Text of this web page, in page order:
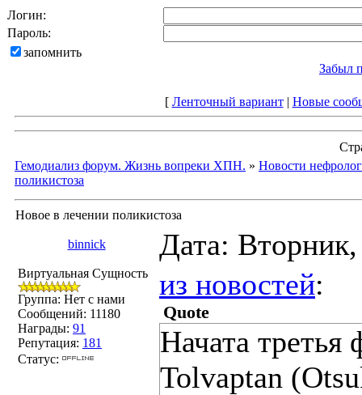
Логин:
Пароль:
запомнить
Забыл
[ Ленточный вариант| Новые
Гемодиализ форум. Жизнь вопреки ХПН. » Новости
поликистоза
Новое в лечении поликистоза
binnick Дата:
Виртуальная Сущность
Группа: Нет с нами
Сообщений: 11180
Награды: 91
Репутация: 181
Статус:
из новостей:
Quote
Начата третья
Tolvaptan